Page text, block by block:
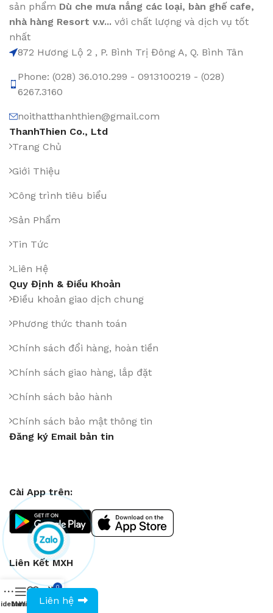
sản phẩm Dù che mưa nắng các loại, bàn ghế cafe,
nhà hàng Resort v.v... với chất lượng và dịch vụ tốt
nhất
872 Hương Lộ 2 , P. Bình Trị Đông A, Q. Bình Tân
Phone: (028) 36.010.299 - 0913100219 - (028)
6267.3160
noithatthanhthien@gmail.com
ThanhThien Co., Ltd
Trang Chủ
Giới Thiệu
Công trình tiêu biểu
Sản Phẩm
Tin Tức
Liên Hệ
Quy Định & Điều Khoản
Điều khoản giao dịch chung
Phương thức thanh toán
Chính sách đổi hàng, hoàn tiền
Chính sách giao hàng, lắp đặt
Chính sách bảo hành
Chính sách bảo mật thông tin
Đăng ký Email bản tin
Cài App trên:
Liên Kết MXH
MenuWishlistCompare
0
Cart
Liên hệ
0943594386